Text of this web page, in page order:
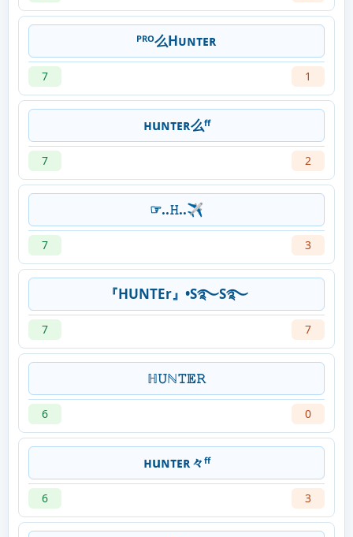
ᴾᴿᴼ么Hᴜɴᴛᴇʀ
7 1
ʜuɴᴛᴇʀ么ᶠᶠ
7 2
☞︎︎︎..𝙷..✈︎
7 3
『HUNTEr』•S࿐S࿐
7 7
ℍ𝚄ℕ𝚃𝔼𝚁
6 0
ʜuɴᴛᴇʀ々ᶠᶠ
6 3